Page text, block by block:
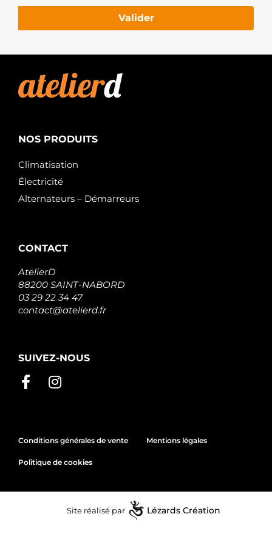
Valider
NOS PRODUITS
Climatisation
Électricité
Alternateurs – Démarreurs
CONTACT
AtelierD
88200 SAINT-NABORD
03 29 22 34 47
contact@atelierd.fr
SUIVEZ-NOUS
Conditions générales de vente Mentions légales
Politique de cookies
Site réalisé par Lézards Création